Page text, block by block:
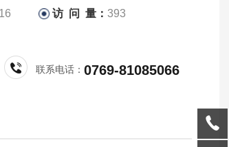
访 问 量：393
联系电话：0769-81085066